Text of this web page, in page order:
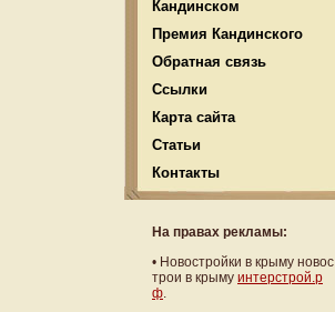
Кандинском
Премия Кандинского
Обратная связь
Ссылки
Карта сайта
Статьи
Контакты
На правах рекламы:
• Новостройки в крыму новос
трои в крыму интерстрой.р
ф